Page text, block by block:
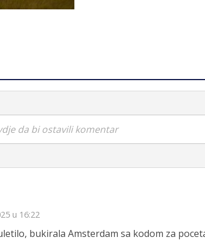
da bi ostavili komentar
u 16:22
bukirala Amsterdam sa kodom za